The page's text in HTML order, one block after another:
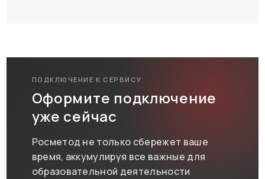
ПОДКЛЮЧЕНИЕ К СЕРВИСУ
Оформите подключение
уже сейчас
Росметод не только сбережет ваше
время, аккумулируя все важные для
образовательной деятельности